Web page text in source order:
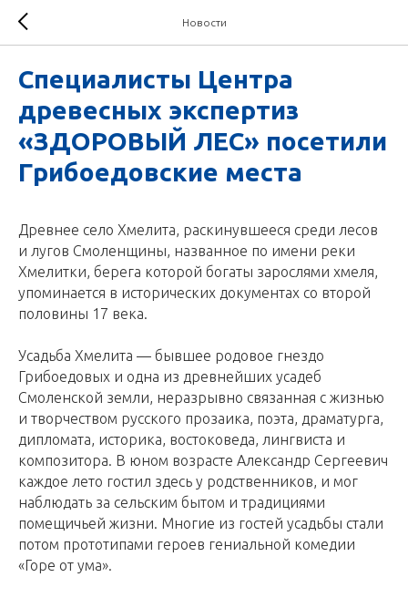
Новости
Специалисты Центра
древесных экспертиз
«ЗДОРОВЫЙ ЛЕС» посетили
Грибоедовские места
Древнее село Хмелита, раскинувшееся среди лесов
и лугов Смоленщины, названное по имени реки
Хмелитки, берега которой богаты зарослями хмеля,
упоминается в исторических документах со второй
половины 17 века.
Усадьба Хмелита — бывшее родовое гнездо
Грибоедовых и одна из древнейших усадеб
Смоленской земли, неразрывно связанная с жизнью
и творчеством русского прозаика, поэта, драматурга,
дипломата, историка, востоковеда, лингвиста и
композитора. В юном возрасте Александр Сергеевич
каждое лето гостил здесь у родственников, и мог
наблюдать за сельским бытом и традициями
помещичьей жизни. Многие из гостей усадьбы стали
потом прототипами героев гениальной комедии
«Горе от ума».